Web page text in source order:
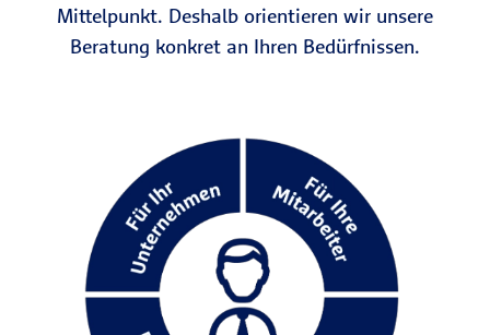
Mittelpunkt. Deshalb orientieren wir unsere
Beratung konkret an Ihren Bedürfnissen.